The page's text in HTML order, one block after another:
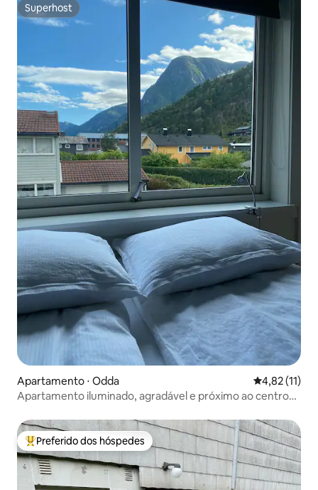
Superhost
Superhost
Apartamento ⋅ Odda 4,82 de uma
4,82 (11)
Apartamento iluminado, agradável e próximo ao centro
Entre os melhores preferidos dos hóspedes
Preferido dos hóspedes